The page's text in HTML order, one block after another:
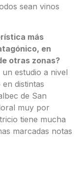
sean vinos
más
en
otras zonas?
estudio a nivel
distintas
de San
muy por
tiene mucha
marcadas notas